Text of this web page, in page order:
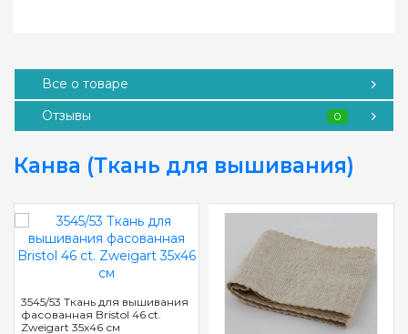
Все о товаре
Отзывы
0
Канва (Ткань для вышивания)
3545/53 Ткань для вышивания
фасованная Bristol 46 ct.
Zweigart 35х46 см